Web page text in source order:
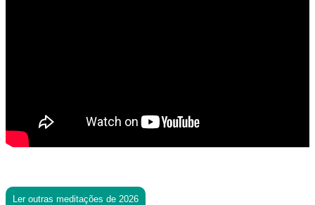
Ler outras meditações de 2026